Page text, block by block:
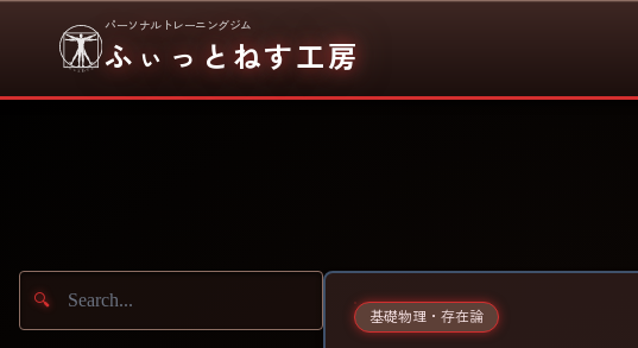
パーソナルトレーニングジム
ふぃっとねす工房
基礎物理・存在論